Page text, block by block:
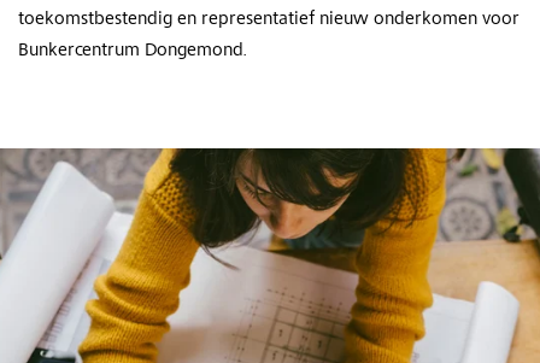
toekomstbestendig en representatief nieuw onderkomen voor
Bunkercentrum Dongemond.